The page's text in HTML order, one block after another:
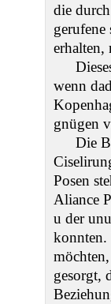
die
gerufene
erhalten,
wenn
gnügen
Die
Posen
Aliance
u der
konnten.
gesorgt,